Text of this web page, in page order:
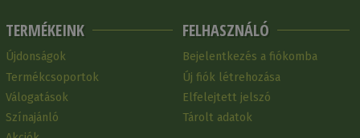
TERMÉKEINK
Újdonságok
Termékcsoportok
Válogatások
Színajánló
FELHASZNÁLÓ
Bejelentkezés a fiókomba
Új fiók létrehozása
Elfelejtett jelszó
Tárolt adatok